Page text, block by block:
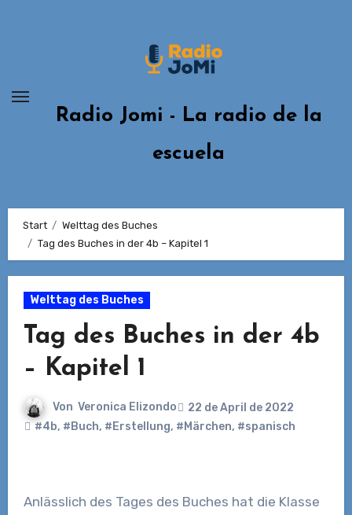
Radio Jomi - La radio de la
escuela
Start
Welttag des Buches
Tag des Buches in der 4b – Kapitel 1
Welttag des Buches
Tag des Buches in der 4b
– Kapitel 1
Von Veronica Elizondo
22 de April de 2022
#4b, #Buch, #Erstellung, #Märchen, #spanisch
Anlässlich des Tages des Buches hat die Klasse